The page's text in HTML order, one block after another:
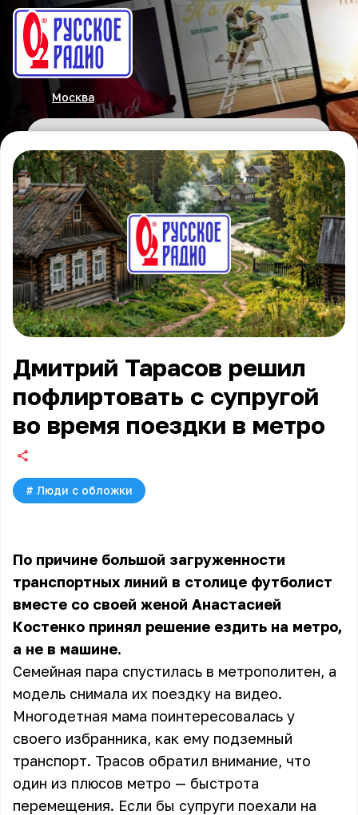
Москва
Дмитрий Тарасов решил
пофлиртовать с супругой
во время поездки в метро
# Люди с обложки
По причине большой загруженности
транспортных линий в столице футболист
вместе со своей женой Анастасией
Костенко принял решение ездить на метро,
а не в машине.
Семейная пара спустилась в метрополитен, а
модель снимала их поездку на видео.
Многодетная мама поинтересовалась у
своего избранника, как ему подземный
транспорт. Трасов обратил внимание, что
один из плюсов метро — быстрота
перемещения. Если бы супруги поехали на